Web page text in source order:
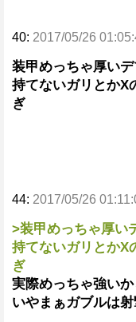
40: 2017/05/26
装甲めっちゃ厚い
持てないガリとかX
ぎ
44: 2017/05/26
>装甲めっちゃ厚い
持てないガリとかX
ぎ
実際めっちゃ強い
いやまぁガブルは